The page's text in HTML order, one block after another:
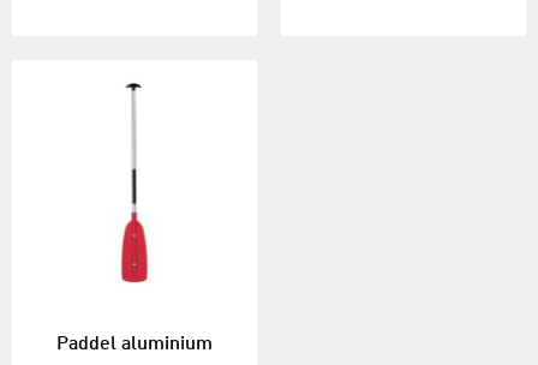
Paddel aluminium